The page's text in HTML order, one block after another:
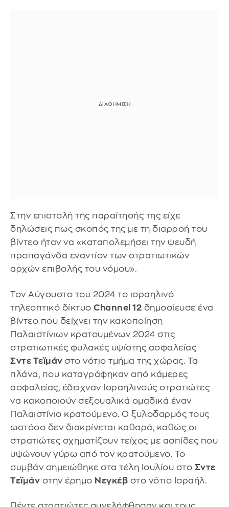
Στην επιστολή της παραίτησής της είχε
δηλώσεις πως σκοπός της με τη διαρροή του
βίντεο ήταν να «καταπολεμήσει την ψευδή
προπαγάνδα εναντίον των στρατιωτικών
αρχών επιβολής του νόμου».
Τον Αύγουστο του 2024 το ισραηλινό
τηλεοπτικό δίκτυο Channel 12 δημοσίευσε ένα
βίντεο που δείχνει την κακοποίηση
Παλαιστίνιων κρατουμένων 2024 στις
στρατιωτικές φυλακές υψίστης ασφαλείας
Σντε Τεϊμάν στο νότιο τμήμα της χώρας. Τα
πλάνα, που καταγράφηκαν από κάμερες
ασφαλείας, έδειχναν Ισραηλινούς στρατιώτες
να κακοποιούν σεξουαλικά ομαδικά έναν
Παλαιστίνιο κρατούμενο. Ο ξυλοδαρμός τους
ωστόσο δεν διακρίνεται καθαρά, καθώς οι
στρατιώτες σχηματίζουν τείχος με ασπίδες που
υψώνουν γύρω από τον κρατούμενο. Το
συμβάν σημειώθηκε στα τέλη Ιουλίου στο Σντε
Τεϊμάν στην έρημο Νεγκέβ στο νότιο Ισραήλ.